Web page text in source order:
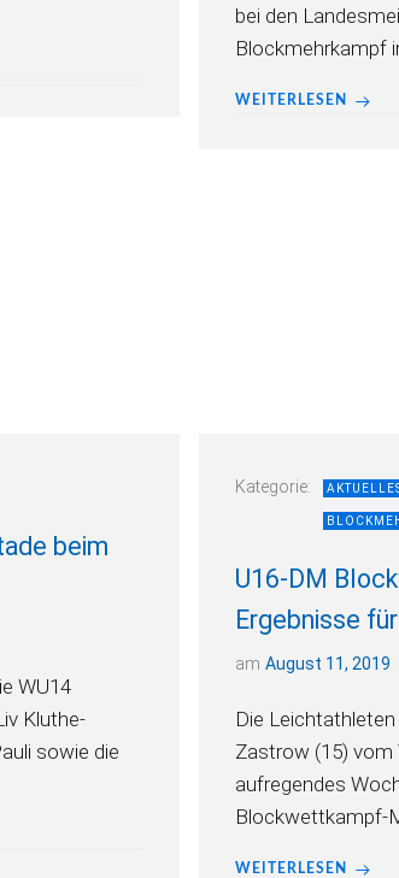
bei den
Blockmehrkampf
WEITERLESEN
beim
WU14
Kluthe-
sowie die
Kategorie:
U16-DM
Ergebnisse
am August 11, 2019
Die
Zastrow (15) vom
aufregendes
Blockwettkampf-
WEITERLESEN